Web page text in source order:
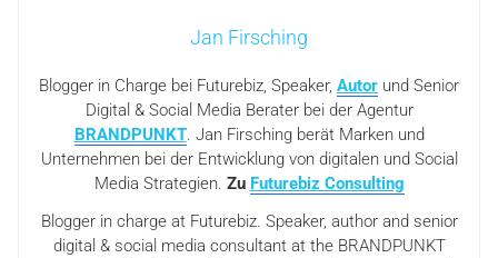
Jan Firsching
Blogger in Charge bei Futurebiz, Speaker, Autor und Senior
Digital & Social Media Berater bei der Agentur
BRANDPUNKT. Jan Firsching berät Marken und
Unternehmen bei der Entwicklung von digitalen und Social
Media Strategien. Zu Futurebiz Consulting
Blogger in charge at Futurebiz. Speaker, author and senior
digital & social media consultant at the BRANDPUNKT